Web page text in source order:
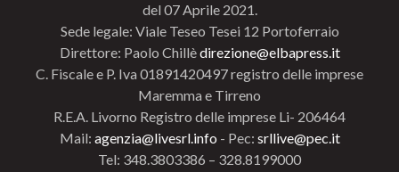
del 07 Aprile 2021.
Sede legale: Viale Teseo Tesei 12 Portoferraio
Direttore: Paolo Chillèdirezione@elbapress.it
C. Fiscale e P. Iva 01891420497 registro delle imprese
Maremma e Tirreno
R.E.A. Livorno Registro delle imprese Li- 206464
Mail: agenzia@livesrl.info - Pec: srllive@pec.it
Tel: 348.3803386 – 328.8199000